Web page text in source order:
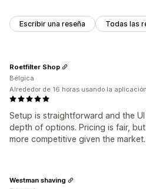
Escribir una reseña Todas las
Setup is straightforward and the
depth of options. Pricing is fair,
more competitive given the market.
Roetfilter Shop
Bélgica
Alrededor de 16 horas usando la aplicación
Westman shaving